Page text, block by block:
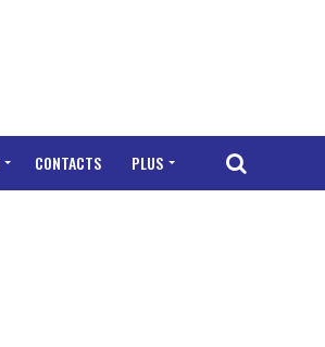
CONTACTS PLUS